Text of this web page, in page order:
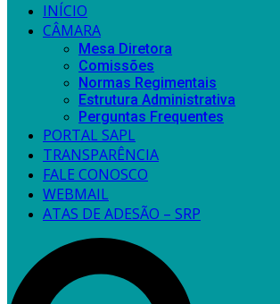
INÍCIO
CÂMARA
Mesa Diretora
Comissões
Normas Regimentais
Estrutura Administrativa
Perguntas Frequentes
PORTAL SAPL
TRANSPARÊNCIA
FALE CONOSCO
WEBMAIL
ATAS DE ADESÃO – SRP